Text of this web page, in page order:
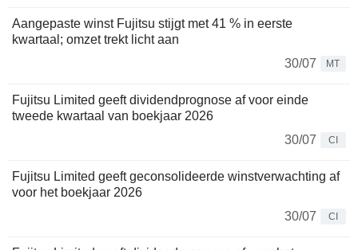
Aangepaste winst Fujitsu stijgt met 41 % in eerste
kwartaal; omzet trekt licht aan
30/07
MT
Fujitsu Limited geeft dividendprognose af voor einde
tweede kwartaal van boekjaar 2026
30/07
CI
Fujitsu Limited geeft geconsolideerde winstverwachting af
voor het boekjaar 2026
30/07
CI